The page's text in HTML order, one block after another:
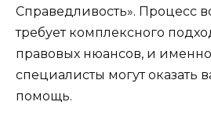
Справедливость». Процесс
требует комплексного
правовых нюансов, и
специалисты могут оказать
помощь.